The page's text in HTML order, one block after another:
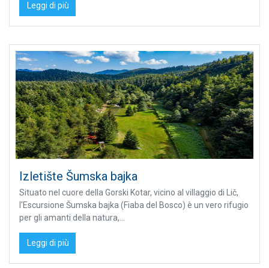
Leggi di più
Izletište Šumska bajka
Situato nel cuore della Gorski Kotar, vicino al villaggio di Lič,
l'Escursione Šumska bajka (Fiaba del Bosco) è un vero rifugio
per gli amanti della natura,...
Leggi di più